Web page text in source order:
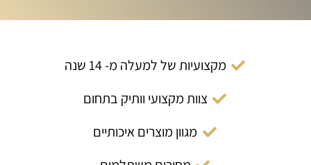
מקצועיות של למעלה מ- 14 שנה
צוות מקצועי וותיק בתחום
מגוון מוצרים איכותיים